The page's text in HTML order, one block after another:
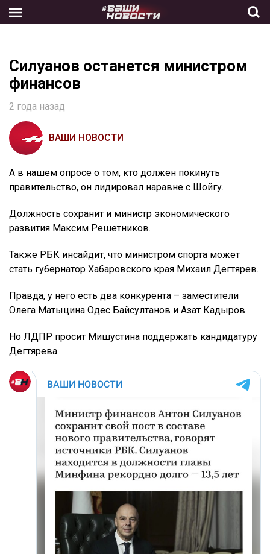
the
Силуанов останется министром
финансов
2 года назад
ВАШИ НОВОСТИ
А в нашем опросе о том, кто должен покинуть
правительство, он лидировал наравне с Шойгу.
Должность сохранит и министр экономического
развития Максим Решетников.
Также РБК инсайдит, что министром спорта может
стать губернатор Хабаровского края Михаил Дегтярев.
Правда, у него есть два конкурента – заместители
Олега Матыцина Одес Байсултанов и Азат Кадыров.
Но ЛДПР просит Мишустина поддержать кандидатуру
Дегтярева.